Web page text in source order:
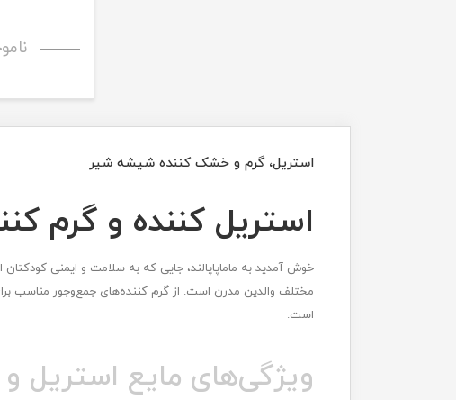
استریل، گرم و خشک کننده شیشه شیر
استریل کننده و گرم
خوش آمدید به ماماپاپالند، جایی که به سلامت و ایمنی
مختلف والدین مدرن است. از گرم کننده‌های جمع‌وجور مناسب
است.
ویژگی‌های مایع استریل